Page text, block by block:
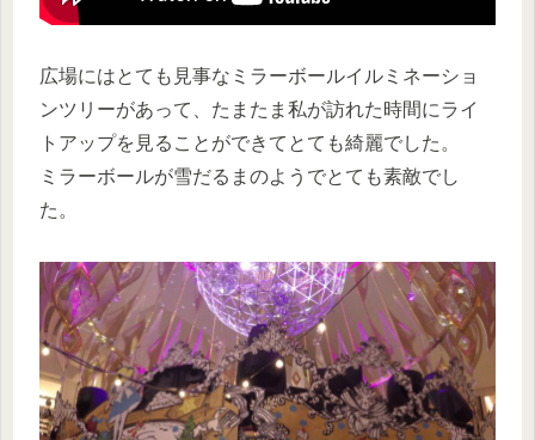
広場にはとても見事なミラーボールイルミネーショ
ンツリーがあって、たまたま私が訪れた時間にライ
トアップを見ることができてとても綺麗でした。
ミラーボールが雪だるまのようでとても素敵でし
た。